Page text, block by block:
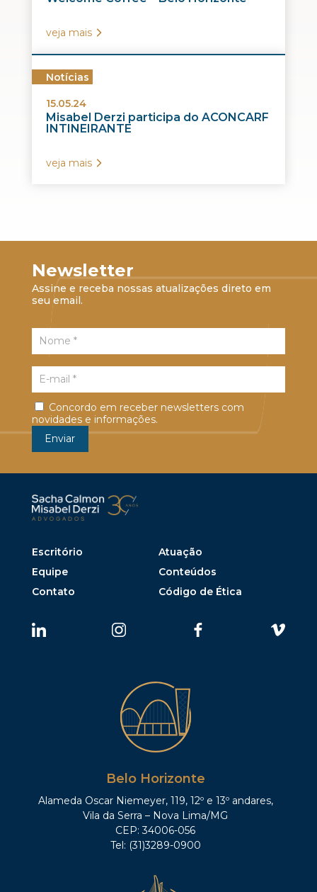
veja mais
Notícias
15.05.24
Misabel Derzi participa do ACONCARF
INTINEIRANTE
veja mais
Newsletter
Assine e receba nossas atualizações direto em
seu email.
Concordo em receber newsletters com
novidades e informações.
Escritório
Atuação
Equipe
Conteúdos
Contato
Código de Ética
Belo Horizonte
Alameda Oscar Niemeyer, 119, 12º e 13º andares,
Vila da Serra – Nova Lima/MG
CEP: 34006-056
Tel: (31)3289-0900